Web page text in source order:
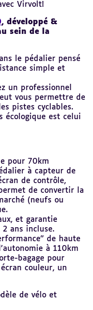
Virvolt!
, développé &
sein de la
le pédalier pensé
simple et
un professionnel
vous permettre de
pistes cyclables.
écologique est celui
pour 70km
à capteur de
de contrôle,
de convertir la
(neufs ou
et garantie
ans incluse.
de haute
à 110km
bagage pour
couleur, un
de vélo et